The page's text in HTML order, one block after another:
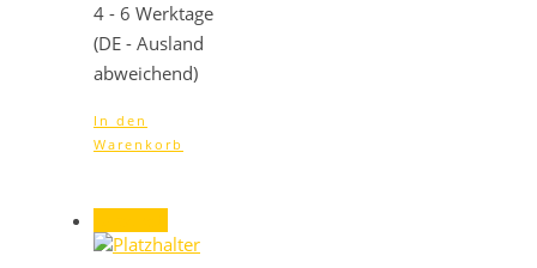
4 - 6 Werktage
(DE - Ausland
abweichend)
In den
Warenkorb